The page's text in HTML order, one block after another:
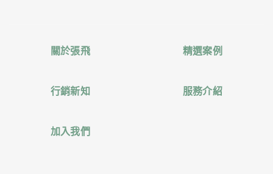
關於張飛 精選案例
行銷新知 服務介紹
加入我們